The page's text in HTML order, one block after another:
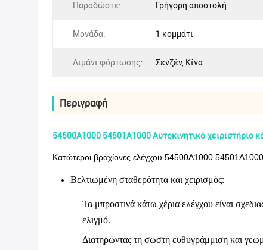
Παραδώστε: Γρήγορη αποστολή
Μονάδα: 1 κομμάτι
Λιμάνι φόρτωσης: Σενζέν, Κίνα
Περιγραφή
54500A1000 54501A1000 Αυτοκινητικό χειριστήριο
Κατώτεροι βραχίονες ελέγχου 54500A1000
Βελτιωμένη σταθερότητα και χειρισμός:
Τα μπροστινά κάτω χέρια ελέγχου είναι
ελιγμό.
Διατηρώντας τη σωστή ευθυγράμμιση και